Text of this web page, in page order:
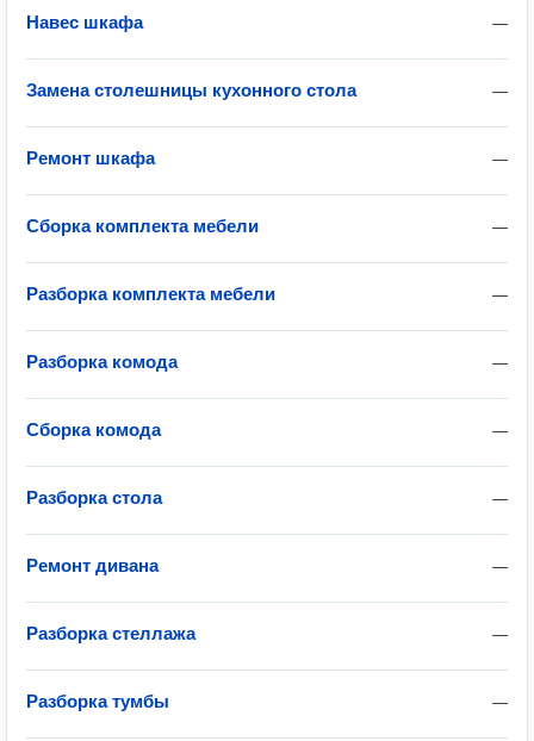
—
Навес шкафа
—
Замена столешницы кухонного стола
—
Ремонт шкафа
—
Сборка комплекта мебели
—
Разборка комплекта мебели
—
Разборка комода
—
Сборка комода
—
Разборка стола
—
Ремонт дивана
—
Разборка стеллажа
—
Разборка тумбы